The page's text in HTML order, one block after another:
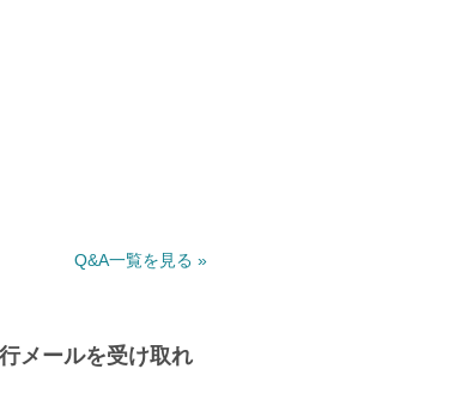
Q&A一覧を見る »
メールを受け取れ